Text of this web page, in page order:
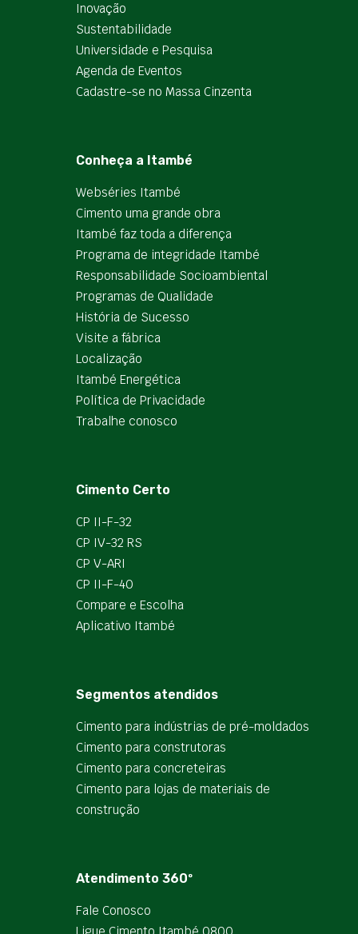
Inovação
Sustentabilidade
Universidade e Pesquisa
Agenda de Eventos
Cadastre-se no Massa Cinzenta
Conheça a Itambé
Webséries Itambé
Cimento uma grande obra
Itambé faz toda a diferença
Programa de integridade Itambé
Responsabilidade Socioambiental
Programas de Qualidade
História de Sucesso
Visite a fábrica
Localização
Itambé Energética
Política de Privacidade
Trabalhe conosco
Cimento Certo
CP II-F-32
CP IV-32 RS
CP V-ARI
CP II-F-40
Compare e Escolha
Aplicativo Itambé
Segmentos atendidos
Cimento para indústrias de pré-moldados
Cimento para construtoras
Cimento para concreteiras
Cimento para lojas de materiais de
construção
Atendimento 360º
Fale Conosco